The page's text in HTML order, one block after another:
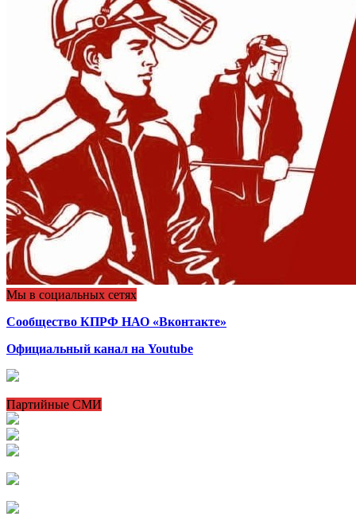
Мы в социальных сетях
Сообщество КПРФ НАО «Вконтакте»
Официальный канал на Youtube
Партийные СМИ